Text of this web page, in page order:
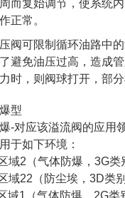
而复始调节，使系统
正常。
阀可限制循环油路中
避免油压过高，造成
时，则阀球打开，部
型
-对应该溢流阀的应用
于如下环境：
域2（气体防爆，3G
域22（防尘埃，3D类
域1（气体防爆，2G